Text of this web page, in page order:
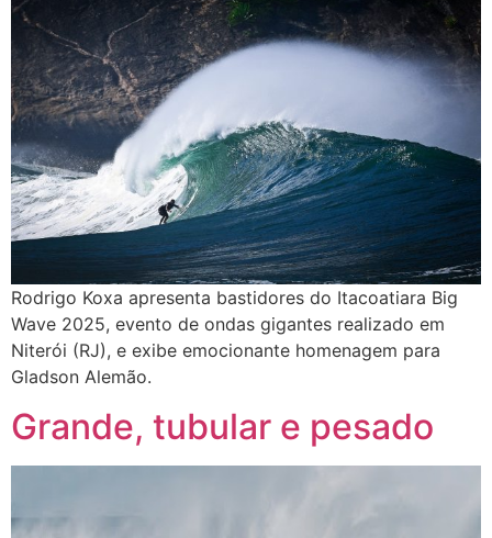
Rodrigo Koxa apresenta bastidores do Itacoatiara Big
Wave 2025, evento de ondas gigantes realizado em
Niterói (RJ), e exibe emocionante homenagem para
Gladson Alemão.
Grande, tubular e pesado